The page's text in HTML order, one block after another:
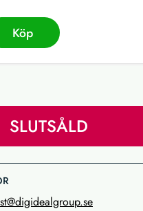
Köp
SLUTSÅLD